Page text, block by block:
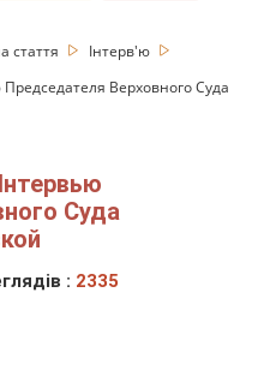
стаття
Інтерв'ю
Верховного Суда
Суда
: 2335